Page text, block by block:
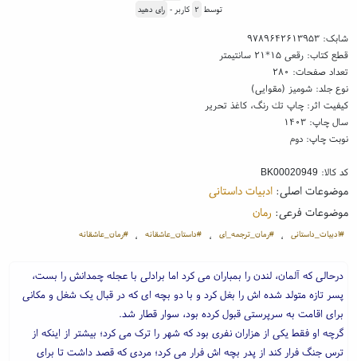
توسط ۲ کاربر - رای دهید
شابک:۹۷۸۹۶۴۲۶۱۳۹۵۳
قطع کتاب: رقعی ۱۵*۲۱ سانتیمتر
تعداد صفحات: ۲۸۰
نوع جلد: شومیز (مقوایی)
کیفیت اثر: چاپ تك رنگ، کاغذ تحریر
سال چاپ: ۱۴۰۳
نوبت چاپ: دوم
کد کالا: BK00020949
موضوعات اصلی:ادبیات داستانی
موضوعات فرعی: رمان
#ادبیات_داستانی ، #رمان_ترجمه_ای ، #داستان_عاشقانه ، #‌رمان_عاشقانه
درحالی که آلمان، لندن را بمباران می کرد اما برادلی با عجله چمدانش را بست،
پسر تازه متولد شده اش را بغل کرد و با دو بچه ای که در قبال یک شغل و مکانی
برای اقامت به سرپرستی قبول کرده بود، سوار قطار شد.
گرچه او فقط یکی از هزاران نفری بود که شهر را ترک می کرد؛ بیشتر از اینکه از
ترس جنگ فرار کند از پدر بچه اش فرار می کرد؛ مردی که قصد داشت تا برای